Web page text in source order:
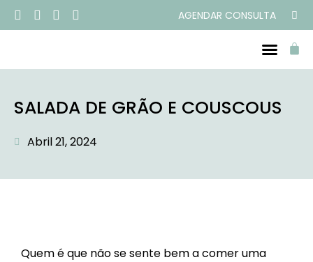
AGENDAR CONSULTA
SALADA DE GRÃO E COUSCOUS
Abril 21, 2024
Quem é que não se sente bem a comer uma